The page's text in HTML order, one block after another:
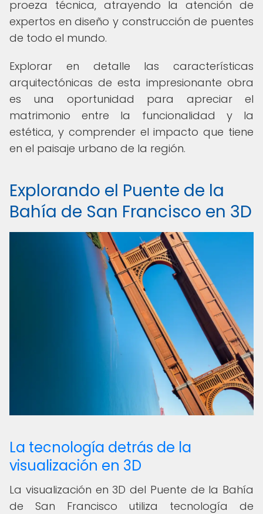
proeza técnica, atrayendo la atención de
expertos en diseño y construcción de puentes
de todo el mundo.
Explorar en detalle las características
arquitectónicas de esta impresionante obra
es una oportunidad para apreciar el
matrimonio entre la funcionalidad y la
estética, y comprender el impacto que tiene
en el paisaje urbano de la región.
Explorando el Puente de la
Bahía de San Francisco en 3D
La tecnología detrás de la
visualización en 3D
La visualización en 3D del Puente de la Bahía
de San Francisco utiliza tecnología de